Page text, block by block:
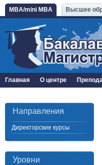
MBA/mini MBA Высшее
Главная О центре
Направления
Директорские курсы
Уровни